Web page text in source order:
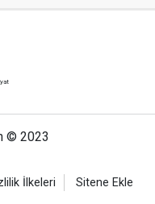
© 2023
İlkeleri Sitene Ekle